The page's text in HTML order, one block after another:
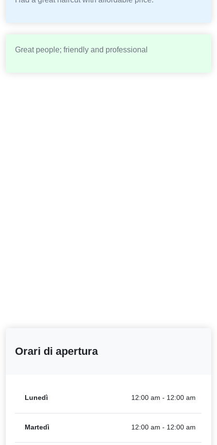
Great people; friendly and professional
Orari di apertura
Lunedì 12:00 am - 12:00 am
Martedì 12:00 am - 12:00 am